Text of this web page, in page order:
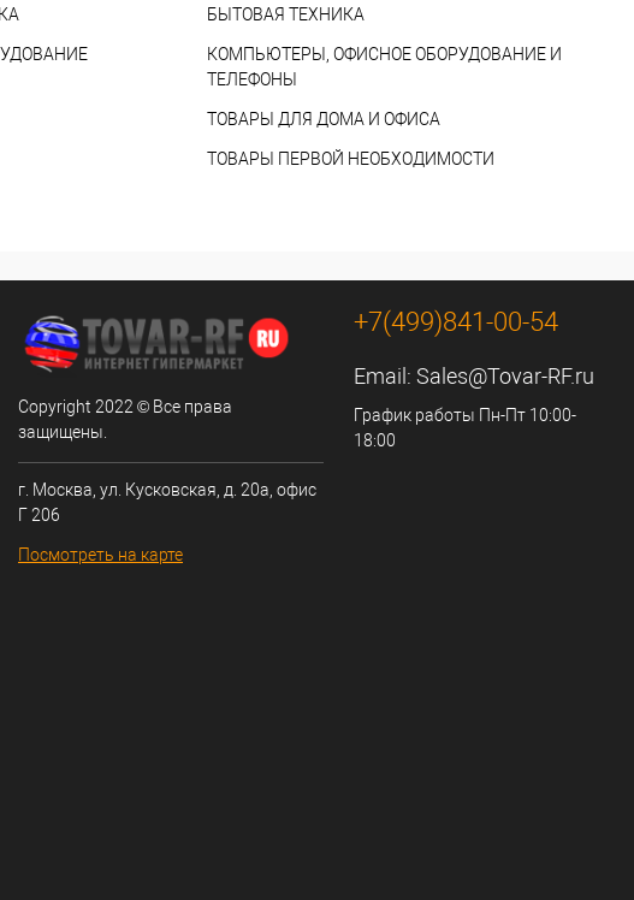
БЫТОВАЯ ТЕХНИКА
КОМПЬЮТЕРЫ, ОФИСНОЕ ОБОРУДОВАНИЕ И
ТЕЛЕФОНЫ
ТОВАРЫ ДЛЯ ДОМА И ОФИСА
ТОВАРЫ ПЕРВОЙ НЕОБХОДИМОСТИ
Copyright 2022 © Все права
защищены.
г. Москва, ул. Кусковская, д. 20а, офис
Г 206
Посмотреть на карте
+7(499)841-00-54
Email: Sales@Tovar-RF.ru
График работы Пн-Пт 10:00-
18:00